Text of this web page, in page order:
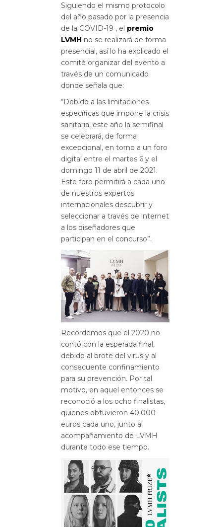
Siguiendo el mismo protocolo
del año pasado por la presencia
de la COVID-19 , el premio
LVMH no se realizará de forma
presencial, así lo ha explicado el
comité organizar del evento a
través de un comunicado
donde señala que:
“Debido a las limitaciones
específicas que impone la crisis
sanitaria, este año la semifinal
se celebrará, de forma
excepcional, en torno a un foro
digital entre el martes 6 y el
domingo 11 de abril de 2021.
Este foro permitirá a cada uno
de nuestros expertos
internacionales descubrir y
seleccionar a través de internet
a los diseñadores que
participan en el concurso”.
Recordemos que el 2020 no
contó con la esperada final,
debido al brote del virus y al
consecuente confinamiento
para su prevención. Por tal
motivo, en aquel entonces se
reconoció a los ocho finalistas,
quienes obtuvieron 40.000
euros cada uno, junto al
acompañamiento de LVMH
durante todo ese tiempo.